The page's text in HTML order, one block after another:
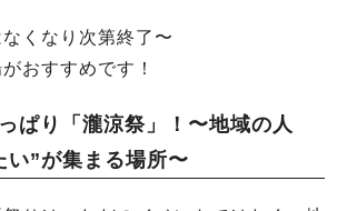
くなり次第終了〜
おすすめです！
ぱり「瀧涼祭」！〜地域の人
い”が集まる場所〜